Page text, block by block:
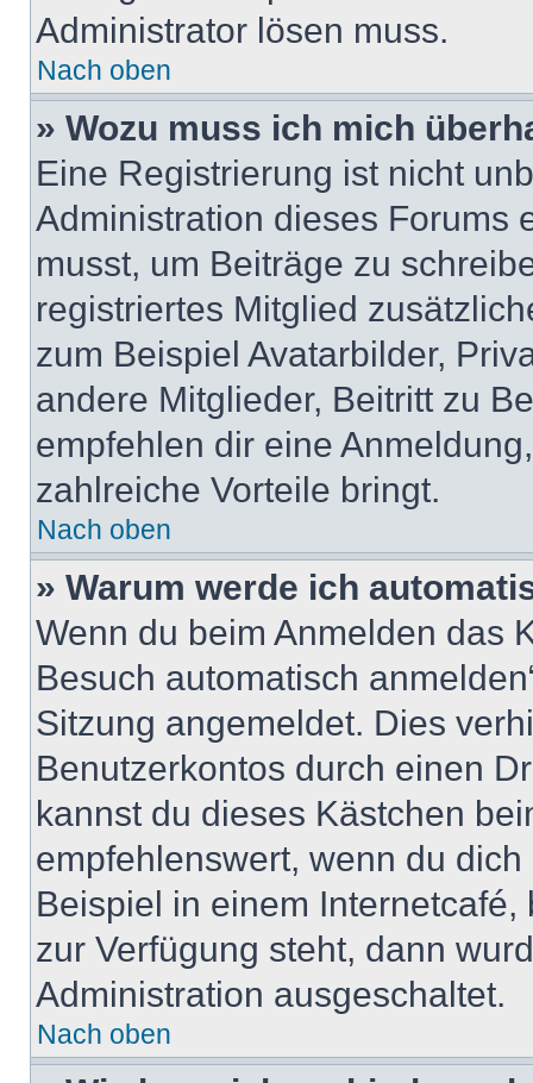
Administrator lösen muss.
Nach oben
» Wozu muss ich mich
Eine Registrierung ist nicht
Administration dieses Forums
musst, um Beiträge zu
registriertes Mitglied
zum Beispiel Avatarbilder,
andere Mitglieder, Beitritt zu
empfehlen dir eine
zahlreiche Vorteile bringt.
Nach oben
» Warum werde ich
Wenn du beim Anmelden das
Besuch automatisch
Sitzung angemeldet. Dies
Benutzerkontos durch einen
kannst du dieses Kästchen
empfehlenswert, wenn du
Beispiel in einem
zur Verfügung steht, dann
Administration ausgeschaltet.
Nach oben